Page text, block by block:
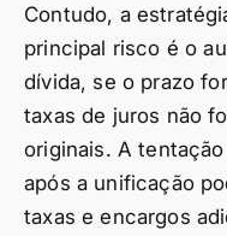
Contudo, a
principal risco é o
dívida, se o prazo
taxas de juros não
originais. A
após a unificação
taxas e encargos